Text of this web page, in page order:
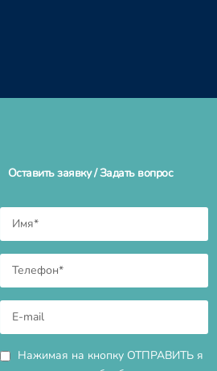
Оставить заявку / Задать вопрос
Нажимая на кнопку ОТПРАВИТЬ я